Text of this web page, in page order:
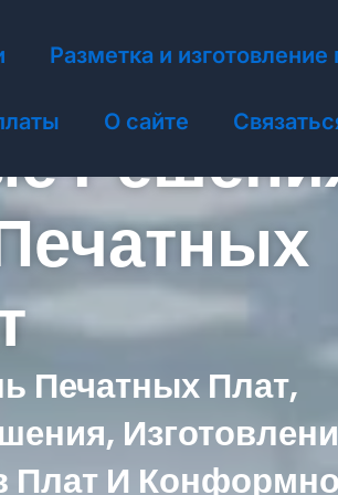
Разметка и
О сайте
Печатных Плат,
Плат И